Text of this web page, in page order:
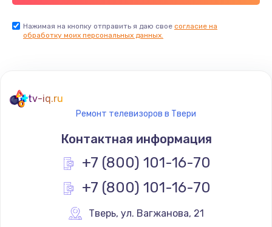
400 руб.
Заказать
900 руб.
Заказать
900 руб.
Нажимая на кнопку отправить я даю свое согласие на
обработку моих персональных данных.
tv-iq.ru
Ремонт телевизоров в Твери
Контактная информация
+7 (800) 101-16-70
+7 (800) 101-16-70
Тверь, ул. Вагжанова, 21